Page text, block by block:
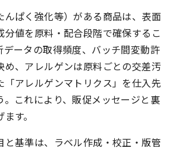
んぱく強化等）がある商品は、表面
分値を原料・配合段階で確保するこ
データの取得頻度、バッチ間変動許
め、アレルゲンは原料ごとの交差汚
「アレルゲンマトリクス」を仕入先
。これにより、販促メッセージと裏
す。
と基準は、ラベル作成・校正・版管